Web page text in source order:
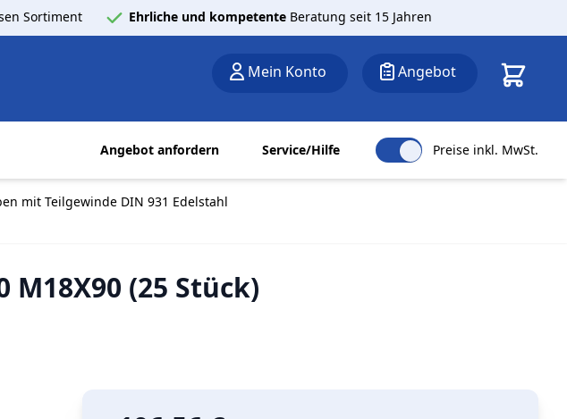
Sortiment Ehrliche und kompetente Beratung seit 15 Jahren
Mein Konto Angebot
Angebot anfordern Service/Hilfe Preise inkl. MwSt.
mit Teilgewinde DIN 931 Edelstahl
(25 Stück)